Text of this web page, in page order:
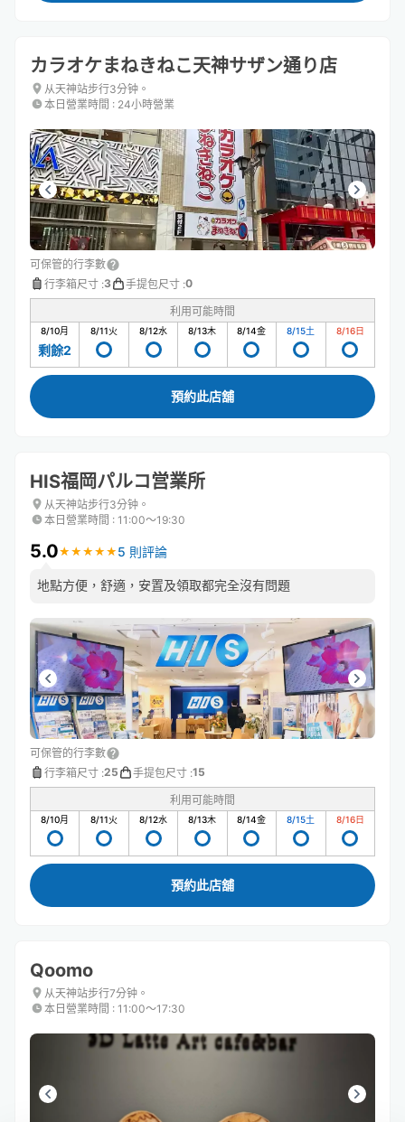
カラオケまねきねこ天神サザン通り店
从天神站步行3分钟。
本日營業時間 : 24小時營業
可保管的行李數
行李箱尺寸 :3 手提包尺寸 :0
利用可能時間
8/10月
剩餘2
8/11火 8/12水 8/13木 8/14金 8/15土 8/16日
預約此店舖
HIS福岡パルコ営業所
从天神站步行3分钟。
本日營業時間 : 11:00〜19:30
5.0★ ★ ★ ★ ★
★ ★ ★ ★ ★ 5 則評論
地點方便，舒適，安置及領取都完全沒有問題
可保管的行李數
行李箱尺寸 :25 手提包尺寸 :15
利用可能時間
8/10月 8/11火 8/12水 8/13木 8/14金 8/15土 8/16日
預約此店舖
Qoomo
从天神站步行7分钟。
本日營業時間 : 11:00〜17:30